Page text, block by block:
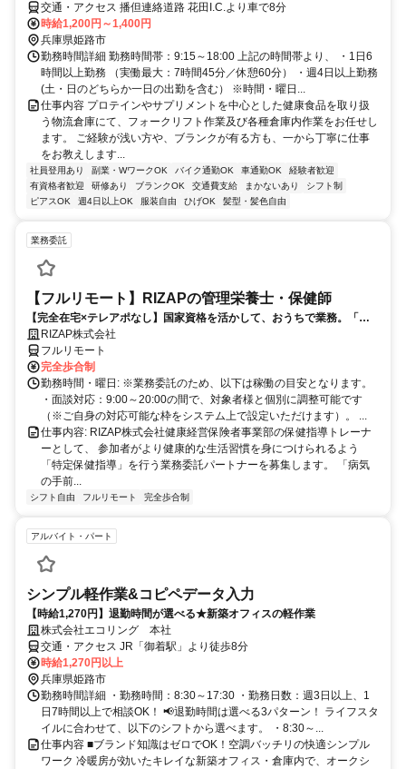
交通・アクセス 播但連絡道路 花田I.C.より車で8分
時給1,200円～1,400円
兵庫県姫路市
勤務時間詳細 勤務時間帯：9:15～18:00 上記の時間帯より、 ・1日6
時間以上勤務 （実働最大：7時間45分／休憩60分） ・週4日以上勤務
(土・日のどちらか一日の出勤を含む） ※時間・曜日...
仕事内容 プロテインやサプリメントを中心とした健康食品を取り扱
う物流倉庫にて、フォークリフト作業及び各種倉庫内作業をお任せし
ます。 ご経験が浅い方や、ブランクが有る方も、一から丁寧に仕事
をお教えします...
社員登用あり 副業・WワークOK バイク通勤OK 車通勤OK
経験者歓迎
有資格者歓迎
研修あり ブランクOK 交通費支給 まかないあり
シフト制
ピアスOK
週4日以上OK 服装自由 ひげOK 髪型・髪色自由
業務委託
【フルリモート】RIZAPの管理栄養士・保健師
【完全在宅×テレアポなし】国家資格を活かして、おうちで業務。「も
う一つの安心」を。主婦・Wワーカー活躍中！「平日の日中だけ」「夕
方以降の数時間だけ」など、生活リズムに合わせた時間調整が可能で
す。1件ごとの成果報酬型だから、頑張った分だけ手応えのある収入
に。充実のサポート体制で、安心の在宅ワークを始めませんか？
RIZAP株式会社
フルリモート
完全歩合制
勤務時間・曜日: ※業務委託のため、以下は稼働の目安となります。
・面談対応：9:00～20:00の間で、対象者様と個別に調整可能です
（※ご自身の対応可能な枠をシステム上で設定いただけます）。 ...
仕事内容: RIZAP株式会社健康経営保険者事業部の保健指導トレーナ
ーとして、 参加者がより健康的な生活習慣を身につけられるよう
「特定保健指導」を行う業務委託パートナーを募集します。 「病気
の手前...
シフト自由 フルリモート 完全歩合制
アルバイト・パート
シンプル軽作業&コピペデータ入力
【時給1,270円】退勤時間が選べる★新築オフィスの軽作業
株式会社エコリング 本社
交通・アクセス JR「御着駅」より徒歩8分
時給1,270円以上
兵庫県姫路市
勤務時間詳細 ・勤務時間：8:30～17:30 ・勤務日数：週3日以上、1
日7時間以上で相談OK！ 📢退勤時間は選べる3パターン！ ライフスタ
イルに合わせて、以下のシフトから選べます。 ・8:30～...
仕事内容 ■ブランド知識はゼロでOK！空調バッチリの快適シンプル
ワーク 冷暖房が効いたキレイな新築オフィス・倉庫内で、オークシ